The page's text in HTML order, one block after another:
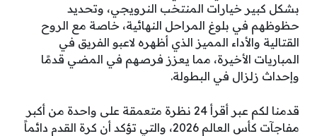
بشكل كبير خيارات المنتخب النرويجي، وتحديد
حظوظهم في بلوغ المراحل النهائية، خاصة مع الروح
القتالية والأداء المميز الذي أظهره لاعبو الفريق في
المباريات الأخيرة، مما يعزز فرصهم في المضي قدمًا
وإحداث زلزال في البطولة.
قدمنا لكم عبر أقرأ 24 نظرة متعمقة على واحدة من أكبر
مفاجآت كأس العالم 2026، والتي تؤكد أن كرة القدم دائماً